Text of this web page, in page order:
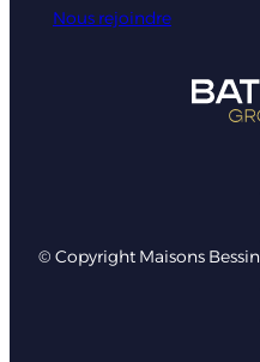
Nous rejoindre
© Copyright Maisons Bessin